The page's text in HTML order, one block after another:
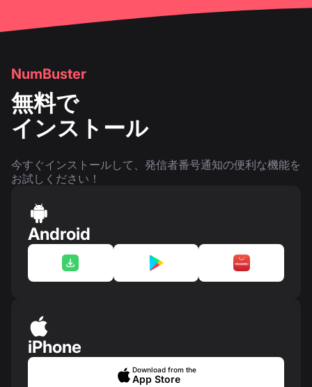
NumBuster
無料で
インストール
今すぐインストールして、発信者番号通知の便利な機能を
お試しください！
Android
iPhone
Download from the
App Store